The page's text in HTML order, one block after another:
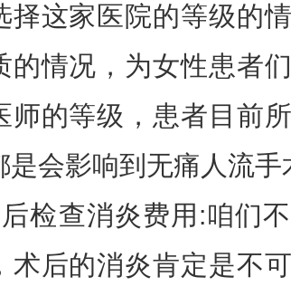
择这家医院的等级的
的情况，为女性患者
师的等级，患者目前
是会影响到无痛人流手
检查消炎费用:咱们
术后的消炎肯定是不